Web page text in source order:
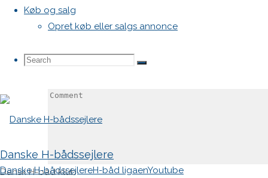
Køb og salg
Opret køb eller salgs annonce
Search
Search
Search
Danske H-bådssejlere
Dansk H-båd klub
Danske H-bådssejlereH-båd ligaenYoutube
Krævede
felter er
med*